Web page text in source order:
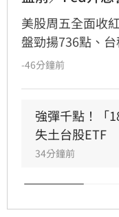
美股周五全面收
盤勁揚736點、
（10日）反攻氣
幅0.62%，收
達克指數勁揚
26,690.62點；
308.1點、漲幅
半導體股重新成
-46分鐘前
強彈千點！「
失土台股ETF
34分鐘前